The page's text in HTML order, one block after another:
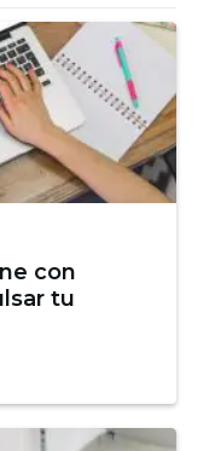
con
tu